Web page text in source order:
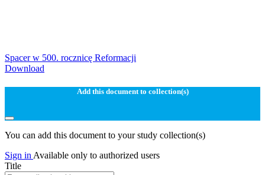
Spacer w 500. rocznicę Reformacji
Download
Add this document to collection(s)
You can add this document to your study collection(s)
Sign in Available only to authorized users
Title